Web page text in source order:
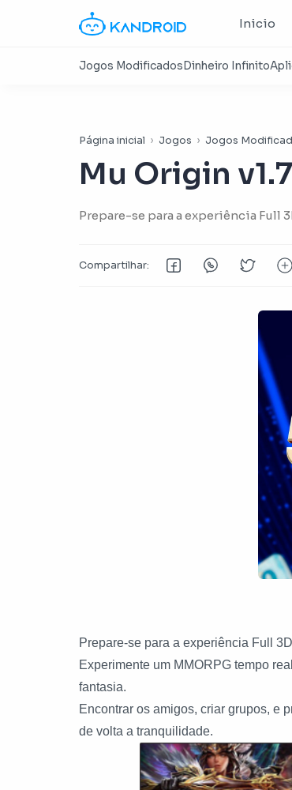
Inicio
Página inicial Jogos Jogos
Mu Origin
Prepare-se para a experiência Full
Prepare-se para a experiência Full
Experimente um MMORPG tempo
fantasia.
Encontrar os amigos, criar grupos, e
de volta a tranquilidade.